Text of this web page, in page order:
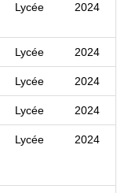
Lycée 2024
Lycée 2024
Lycée 2024
Lycée 2024
Lycée 2024